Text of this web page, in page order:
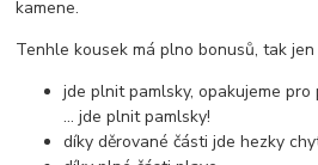
kamene.
Tenhle kousek má plno bonusů, tak
jde plnit pamlsky, opakujeme pro
... jde plnit pamlsky!
díky děrované části jde hezky